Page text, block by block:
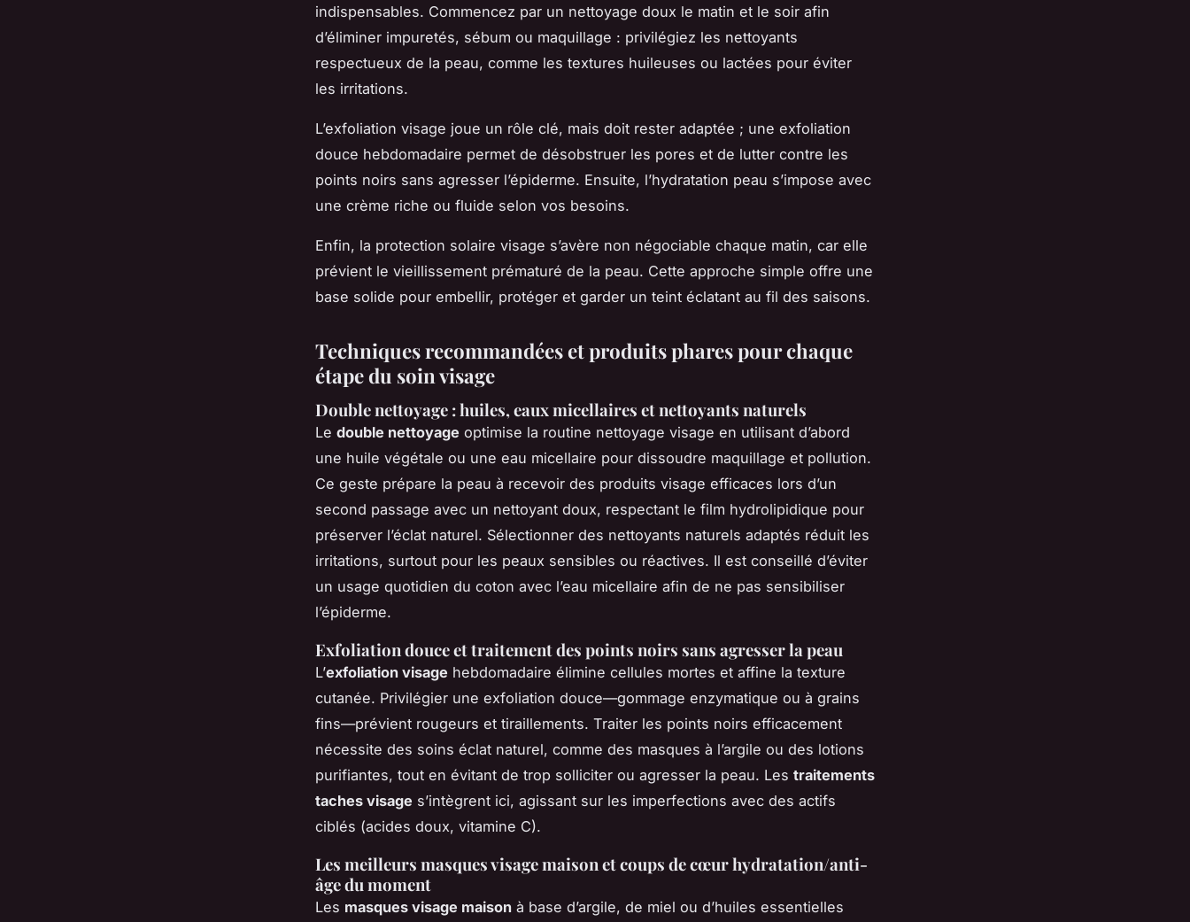
indispensables. Commencez par un nettoyage doux le matin et le soir afin
d’éliminer impuretés, sébum ou maquillage : privilégiez les nettoyants
respectueux de la peau, comme les textures huileuses ou lactées pour éviter
les irritations.
L’exfoliation visage joue un rôle clé, mais doit rester adaptée ; une exfoliation
douce hebdomadaire permet de désobstruer les pores et de lutter contre les
points noirs sans agresser l’épiderme. Ensuite, l’hydratation peau s’impose avec
une crème riche ou fluide selon vos besoins.
Enfin, la protection solaire visage s’avère non négociable chaque matin, car elle
prévient le vieillissement prématuré de la peau. Cette approche simple offre une
base solide pour embellir, protéger et garder un teint éclatant au fil des saisons.
Techniques recommandées et produits phares pour chaque
étape du soin visage
Double nettoyage : huiles, eaux micellaires et nettoyants naturels
Le double nettoyage optimise la routine nettoyage visage en utilisant d’abord
une huile végétale ou une eau micellaire pour dissoudre maquillage et pollution.
Ce geste prépare la peau à recevoir des produits visage efficaces lors d’un
second passage avec un nettoyant doux, respectant le film hydrolipidique pour
préserver l’éclat naturel. Sélectionner des nettoyants naturels adaptés réduit les
irritations, surtout pour les peaux sensibles ou réactives. Il est conseillé d’éviter
un usage quotidien du coton avec l’eau micellaire afin de ne pas sensibiliser
l’épiderme.
Exfoliation douce et traitement des points noirs sans agresser la peau
L’exfoliation visage hebdomadaire élimine cellules mortes et affine la texture
cutanée. Privilégier une exfoliation douce—gommage enzymatique ou à grains
fins—prévient rougeurs et tiraillements. Traiter les points noirs efficacement
nécessite des soins éclat naturel, comme des masques à l’argile ou des lotions
purifiantes, tout en évitant de trop solliciter ou agresser la peau. Les traitements
taches visage s’intègrent ici, agissant sur les imperfections avec des actifs
ciblés (acides doux, vitamine C).
Les meilleurs masques visage maison et coups de cœur hydratation/anti-
âge du moment
Les masques visage maison à base d’argile, de miel ou d’huiles essentielles